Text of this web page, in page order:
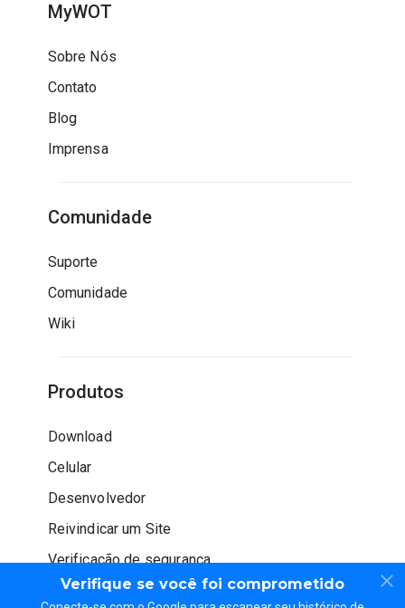
Verifique se você foi comprometido
MyWOT
Sobre Nós
Contato
Blog
Imprensa
Comunidade
Suporte
Comunidade
Wiki
Produtos
Download
Celular
Desenvolvedor
Reivindicar um Site
Verificação de segurança